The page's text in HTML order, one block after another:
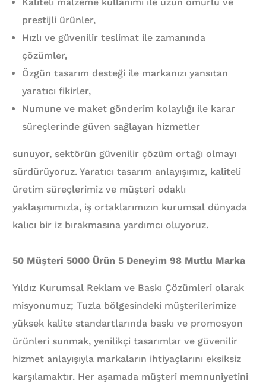
Kaliteli malzeme kullanımı ile uzun ömürlü ve
prestijli ürünler,
Hızlı ve güvenilir teslimat ile zamanında
çözümler,
Özgün tasarım desteği ile markanızı yansıtan
yaratıcı fikirler,
Numune ve maket gönderim kolaylığı ile karar
süreçlerinde güven sağlayan hizmetler
sunuyor, sektörün güvenilir çözüm ortağı olmayı
sürdürüyoruz. Yaratıcı tasarım anlayışımız, kaliteli
üretim süreçlerimiz ve müşteri odaklı
yaklaşımımızla, iş ortaklarımızın kurumsal dünyada
kalıcı bir iz bırakmasına yardımcı oluyoruz.
50 Müşteri 5000 Ürün 5 Deneyim 98 Mutlu Marka
Yıldız Kurumsal Reklam ve Baskı Çözümleri olarak
misyonumuz; Tuzla bölgesindeki müşterilerimize
yüksek kalite standartlarında baskı ve promosyon
ürünleri sunmak, yenilikçi tasarımlar ve güvenilir
hizmet anlayışıyla markaların ihtiyaçlarını eksiksiz
karşılamaktır. Her aşamada müşteri memnuniyetini